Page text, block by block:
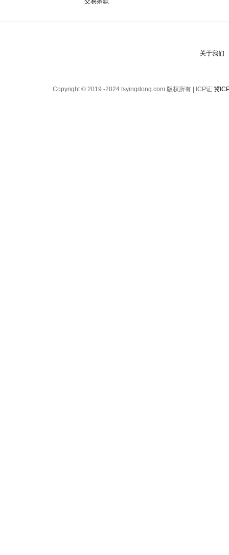
关于我们
Copyright © 2019 -2024 tsyingdong.com 版权所有 | ICP证:冀